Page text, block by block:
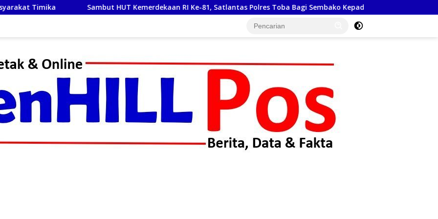
HUT Kemerdekaan RI Ke-81, Satlantas Polres Toba Bagi Sembako Kepada Warga Kurang Mampu